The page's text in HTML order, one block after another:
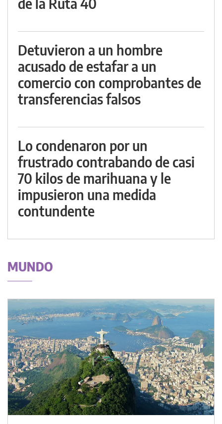
Detuvieron a un hombre
acusado de estafar a un
comercio con comprobantes de
transferencias falsos
Lo condenaron por un
frustrado contrabando de casi
70 kilos de marihuana y le
impusieron una medida
contundente
MUNDO